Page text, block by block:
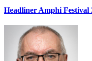
Headliner Amphi Festival